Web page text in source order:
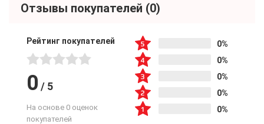
Отзывы покупателей (0)
Рейтинг покупателей
0 / 5
На основе 0 оценок
покупателей
0%
0%
0%
0%
0%